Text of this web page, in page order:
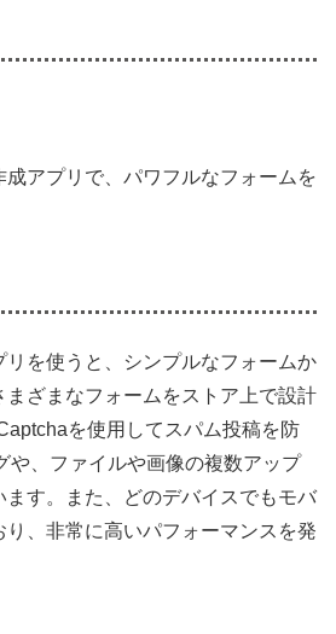
アプリで、パワフルなフォームを
リを使うと、シンプルなフォームか
まざまなフォームをストア上で設計
を使用してスパム投稿を防
や、ファイルや画像の複数アップ
ます。また、どのデバイスでもモバ
、非常に高いパフォーマンスを発